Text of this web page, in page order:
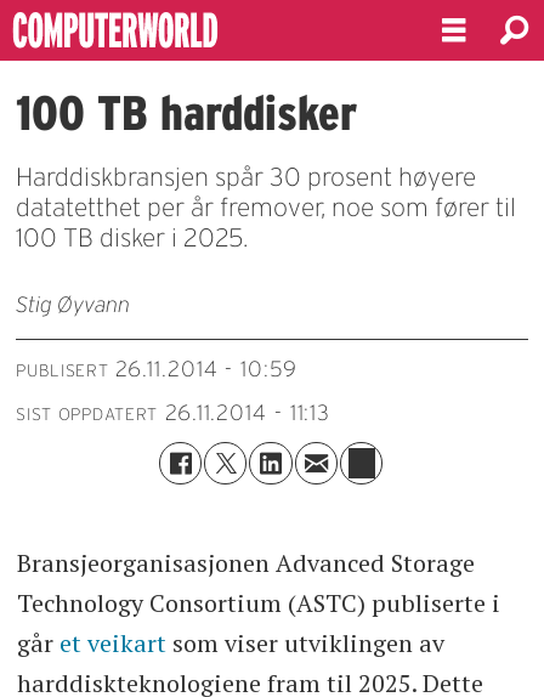
100 TB harddisker
Harddiskbransjen spår 30 prosent høyere
datatetthet per år fremover, noe som fører til
100 TB disker i 2025.
Stig Øyvann
PUBLISERT 26.11.2014 - 10:59
SIST OPPDATERT 26.11.2014 - 11:13
Bransjeorganisasjonen Advanced Storage
Technology Consortium (ASTC) publiserte i
går et veikartsom viser utviklingen av
harddiskteknologiene fram til 2025. Dette